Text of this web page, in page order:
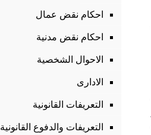
احكام نقض عمال
احكام نقض مدنية
الاحوال الشخصية
الادارى
التعريفات القانونية
التعريفات والدفوع القانونية